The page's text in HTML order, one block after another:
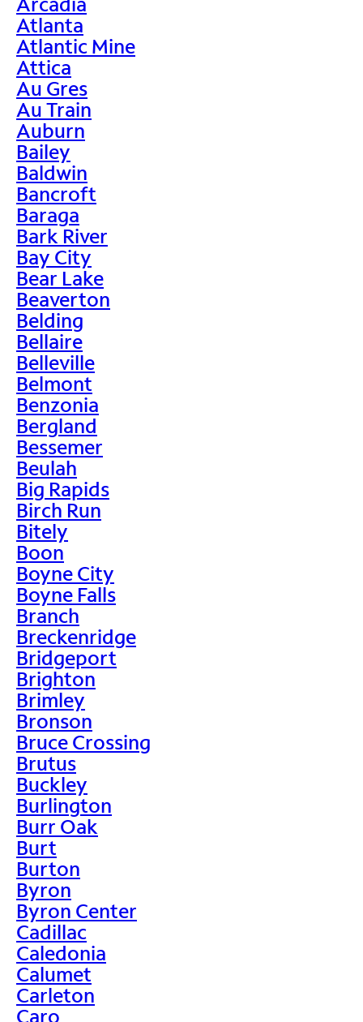
Atlanta
Atlantic Mine
Attica
Au Gres
Au Train
Auburn
Bailey
Baldwin
Bancroft
Baraga
Bark River
Bay City
Bear Lake
Beaverton
Belding
Bellaire
Belleville
Belmont
Benzonia
Bergland
Bessemer
Beulah
Big Rapids
Birch Run
Bitely
Boon
Boyne City
Boyne Falls
Branch
Breckenridge
Bridgeport
Brighton
Brimley
Bronson
Bruce Crossing
Brutus
Buckley
Burlington
Burr Oak
Burt
Burton
Byron
Byron Center
Cadillac
Caledonia
Calumet
Carleton
Caro